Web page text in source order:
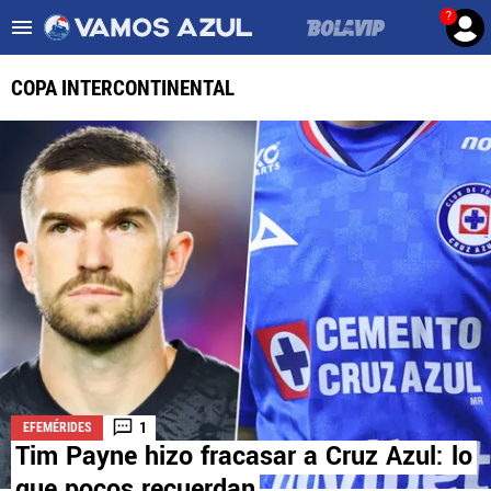
?
ULTIMAS NOTICIAS
LEAGUES CUP
LIGA MX
FEMENIL
FUERZAS BÁSICAS
MERCADO DE FICHAJES
OPINIÓN
COPA INTERCONTINENTAL
EFEMÉRIDES 1
Tim Payne hizo fracasar a Cruz Azul: lo